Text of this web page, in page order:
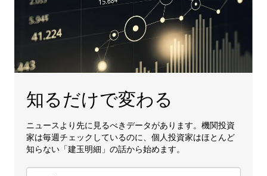
知るだけで変わる
ニュースより先に見るべきデータがあります。機関投資
家は毎週チェックしているのに、個人投資家はほとんど
知らない「建玉明細」の話から始めます。